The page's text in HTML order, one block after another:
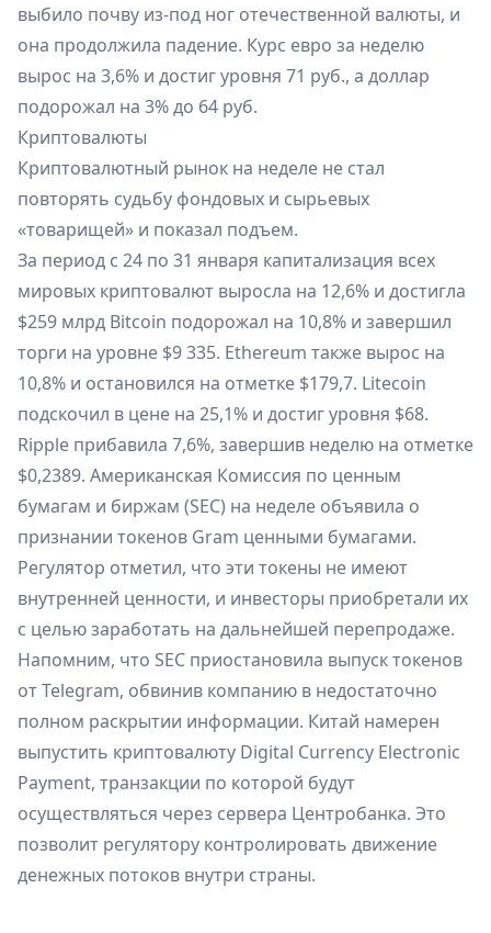
выбило почву из-под ног отечественной валюты, и
она продолжила падение. Курс евро за неделю
вырос на 3,6% и достиг уровня 71 руб., а доллар
подорожал на 3% до 64 руб.
Криптовалюты
Криптовалютный рынок на неделе не стал
повторять судьбу фондовых и сырьевых
«товарищей» и показал подъем.
За период с 24 по 31 января капитализация всех
мировых криптовалют выросла на 12,6% и достигла
$259 млрд Bitcoin подорожал на 10,8% и завершил
торги на уровне $9 335. Ethereum также вырос на
10,8% и остановился на отметке $179,7. Litecoin
подскочил в цене на 25,1% и достиг уровня $68.
Ripple прибавила 7,6%, завершив неделю на отметке
$0,2389. Американская Комиссия по ценным
бумагам и биржам (SEC) на неделе объявила о
признании токенов Gram ценными бумагами.
Регулятор отметил, что эти токены не имеют
внутренней ценности, и инвесторы приобретали их
с целью заработать на дальнейшей перепродаже.
Напомним, что SEС приостановила выпуск токенов
от Telegram, обвинив компанию в недостаточно
полном раскрытии информации. Китай намерен
выпустить криптовалюту Digital Currency Electronic
Payment, транзакции по которой будут
осуществляться через сервера Центробанка. Это
позволит регулятору контролировать движение
денежных потоков внутри страны.